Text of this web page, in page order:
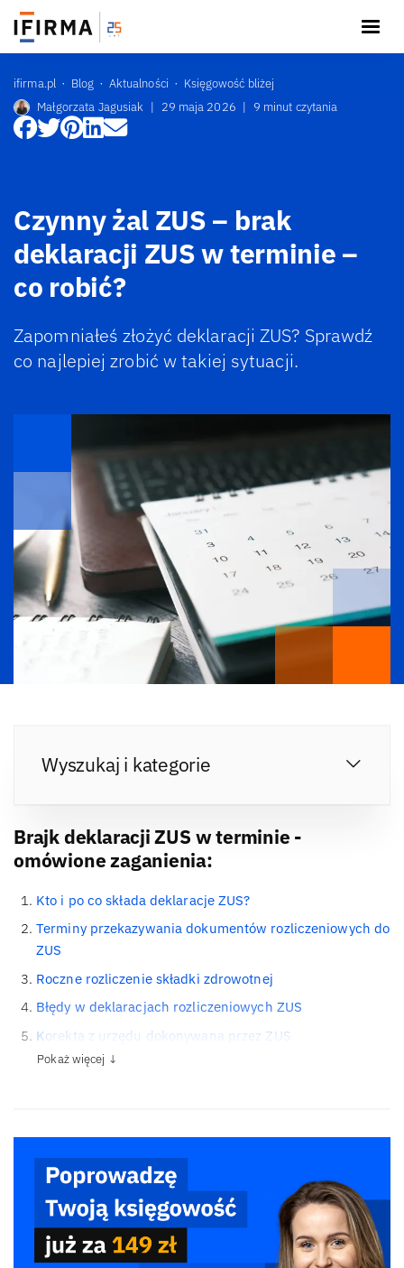
ifirma.pl Blog Aktualności
Księgowość bliżej
Małgorzata Jagusiak | 29 maja 2026 | 9 minut czytania
Czynny żal ZUS – brak
deklaracji ZUS w terminie –
co robić?
Zapomniałeś złożyć deklaracji ZUS? Sprawdź
co najlepiej zrobić w takiej sytuacji.
Wyszukaj i kategorie
Brajk deklaracji ZUS w terminie -
omówione zaganienia:
Kto i po co składa deklaracje ZUS?
Terminy przekazywania dokumentów rozliczeniowych do
ZUS
Roczne rozliczenie składki zdrowotnej
Błędy w deklaracjach rozliczeniowych ZUS
Korekta z urzędu dokonywana przez ZUS
Pokaż więcej ↓